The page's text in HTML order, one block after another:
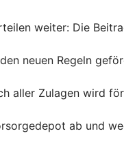
weiter: Die
neuen Regeln
aller Zulagen wird
ab und